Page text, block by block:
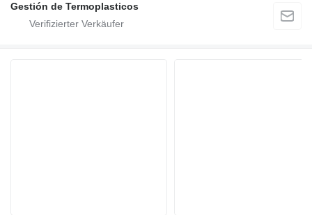
Gestión de Termoplasticos